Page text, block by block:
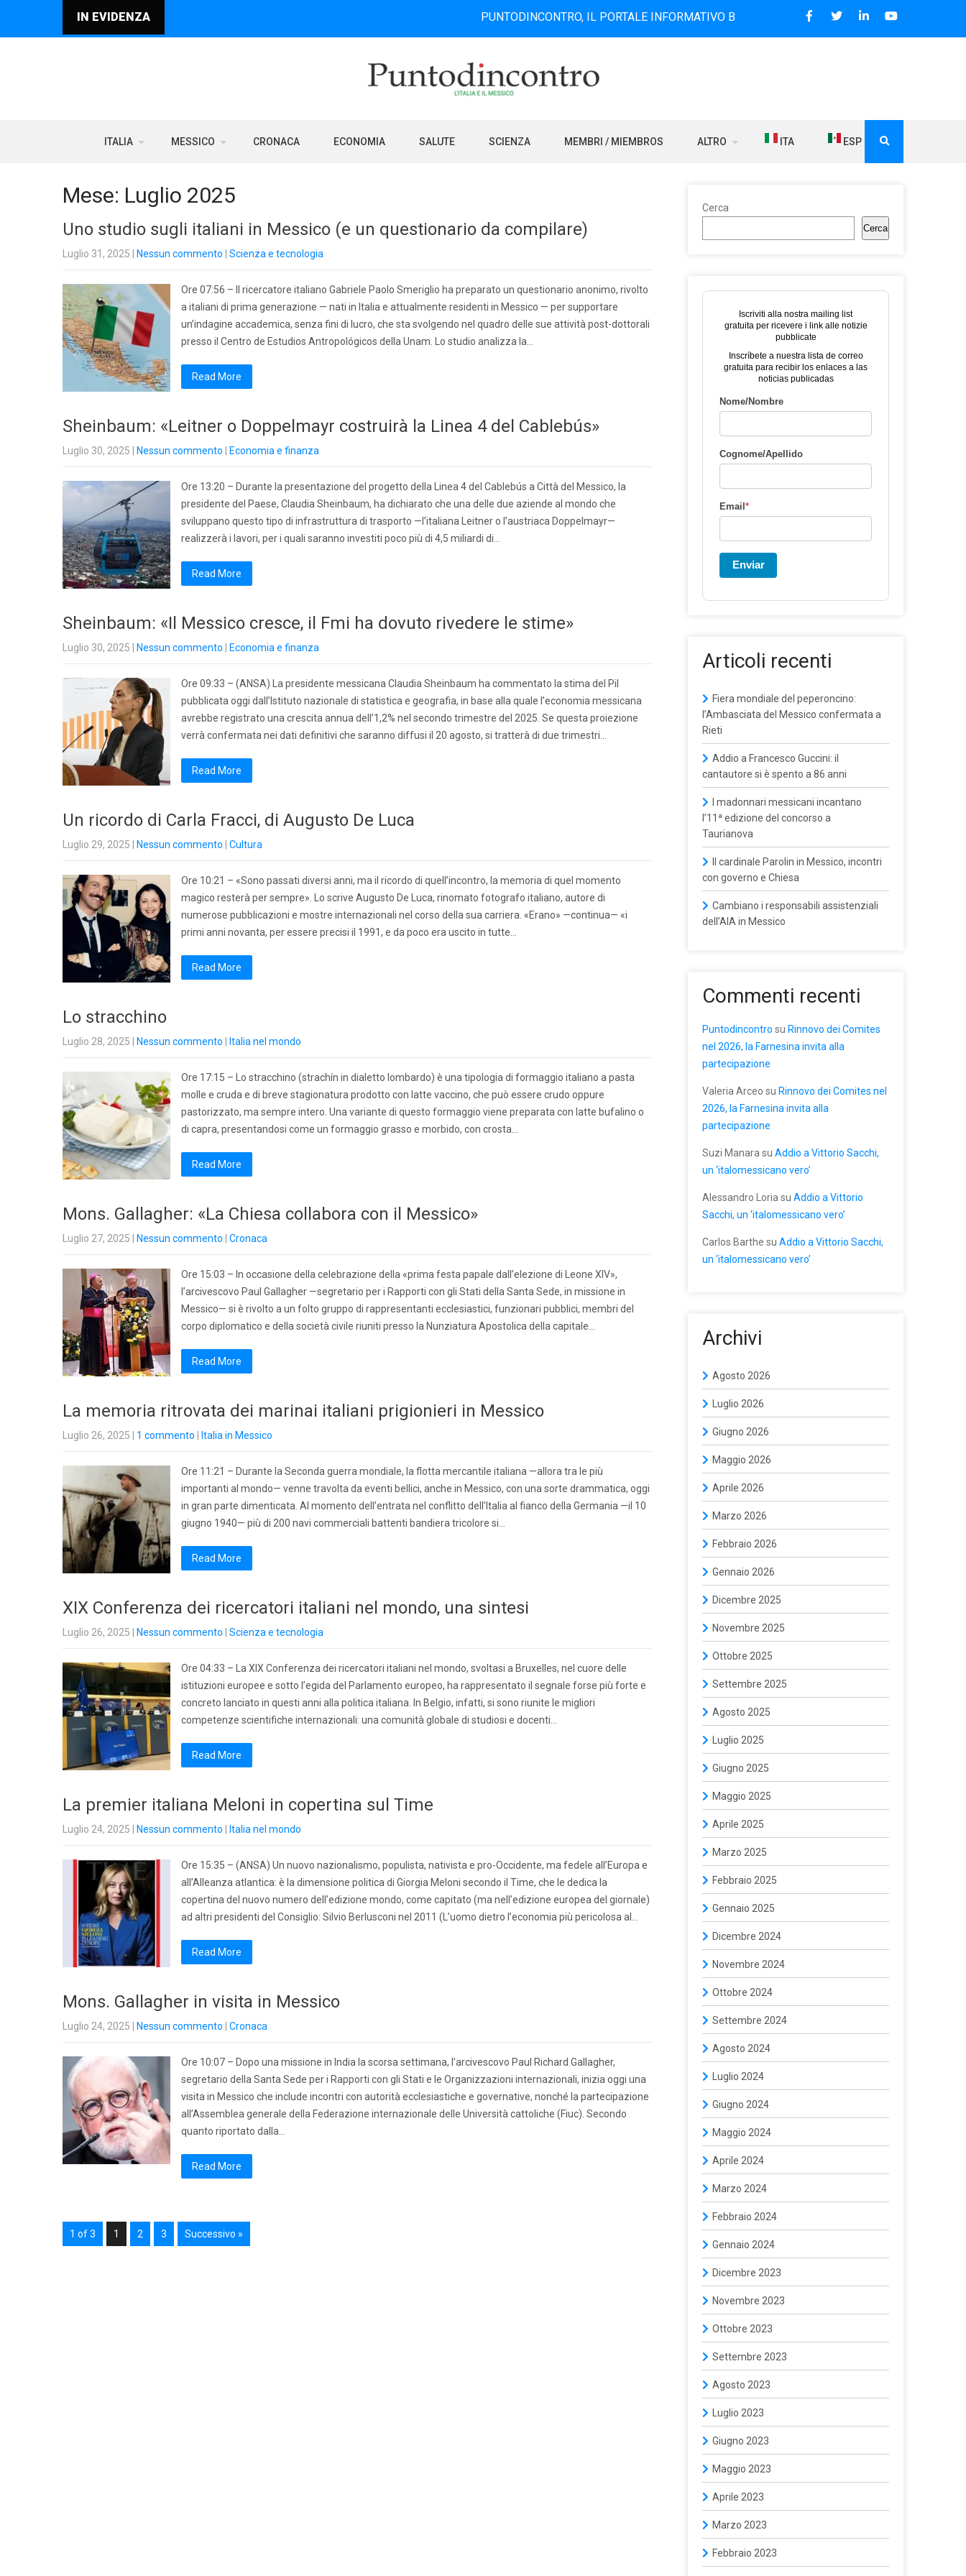
IN EVIDENZA PUNTODINCONTRO, IL PORTALE INFORMATIVO BILINGUE CHE DAL 2006 DIFFONDE NOTIZIE SUI
ITALIA MESSICO CRONACA ECONOMIA SALUTE SCIENZA MEMBRI / MIEMBROS ALTRO ITA ESP
Mese: Luglio 2025
Uno studio sugli italiani in Messico (e un questionario da compilare)
Luglio 31, 2025 Nessun commento Scienza e tecnologia
Ore 07:56 – Il ricercatore italiano Gabriele Paolo Smeriglio ha preparato un questionario anonimo, rivolto
a italiani di prima generazione — nati in Italia e attualmente residenti in Messico — per supportare
un’indagine accademica, senza fini di lucro, che sta svolgendo nel quadro delle sue attività post-dottorali
presso il Centro de Estudios Antropológicos della Unam. Lo studio analizza la…
Read More
Sheinbaum: «Leitner o Doppelmayr costruirà la Linea 4 del Cablebús»
Luglio 30, 2025 Nessun commento Economia e finanza
Ore 13:20 – Durante la presentazione del progetto della Linea 4 del Cablebús a Città del Messico, la
presidente del Paese, Claudia Sheinbaum, ha dichiarato che una delle due aziende al mondo che
sviluppano questo tipo di infrastruttura di trasporto —l’italiana Leitner o l’austriaca Doppelmayr—
realizzerà i lavori, per i quali saranno investiti poco più di 4,5 miliardi di…
Read More
Sheinbaum: «Il Messico cresce, il Fmi ha dovuto rivedere le stime»
Luglio 30, 2025 Nessun commento Economia e finanza
Ore 09:33 – (ANSA) La presidente messicana Claudia Sheinbaum ha commentato la stima del Pil
pubblicata oggi dall’Istituto nazionale di statistica e geografia, in base alla quale l’economia messicana
avrebbe registrato una crescita annua dell’1,2% nel secondo trimestre del 2025. Se questa proiezione
verrà confermata nei dati definitivi che saranno diffusi il 20 agosto, si tratterà di due trimestri…
Read More
Un ricordo di Carla Fracci, di Augusto De Luca
Luglio 29, 2025 Nessun commento Cultura
Ore 10:21 – «Sono passati diversi anni, ma il ricordo di quell’incontro, la memoria di quel momento
magico resterà per sempre». Lo scrive Augusto De Luca, rinomato fotografo italiano, autore di
numerose pubblicazioni e mostre internazionali nel corso della sua carriera. «Erano» —continua— «i
primi anni novanta, per essere precisi il 1991, e da poco era uscito in tutte…
Read More
Lo stracchino
Luglio 28, 2025 Nessun commento Italia nel mondo
Ore 17:15 – Lo stracchino (strachín in dialetto lombardo) è una tipologia di formaggio italiano a pasta
molle e cruda e di breve stagionatura prodotto con latte vaccino, che può essere crudo oppure
pastorizzato, ma sempre intero. Una variante di questo formaggio viene preparata con latte bufalino o
di capra, presentandosi come un formaggio grasso e morbido, con crosta…
Read More
Mons. Gallagher: «La Chiesa collabora con il Messico»
Luglio 27, 2025 Nessun commento Cronaca
Ore 15:03 – In occasione della celebrazione della «prima festa papale dall’elezione di Leone XIV»,
l’arcivescovo Paul Gallagher —segretario per i Rapporti con gli Stati della Santa Sede, in missione in
Messico— si è rivolto a un folto gruppo di rappresentanti ecclesiastici, funzionari pubblici, membri del
corpo diplomatico e della società civile riuniti presso la Nunziatura Apostolica della capitale…
Read More
La memoria ritrovata dei marinai italiani prigionieri in Messico
Luglio 26, 2025 1 commento Italia in Messico
Ore 11:21 – Durante la Seconda guerra mondiale, la flotta mercantile italiana —allora tra le più
importanti al mondo— venne travolta da eventi bellici, anche in Messico, con una sorte drammatica, oggi
in gran parte dimenticata. Al momento dell’entrata nel conflitto dell’Italia al fianco della Germania —il 10
giugno 1940— più di 200 navi commerciali battenti bandiera tricolore si…
Read More
XIX Conferenza dei ricercatori italiani nel mondo, una sintesi
Luglio 26, 2025 Nessun commento Scienza e tecnologia
Ore 04:33 – La XIX Conferenza dei ricercatori italiani nel mondo, svoltasi a Bruxelles, nel cuore delle
istituzioni europee e sotto l’egida del Parlamento europeo, ha rappresentato il segnale forse più forte e
concreto lanciato in questi anni alla politica italiana. In Belgio, infatti, si sono riunite le migliori
competenze scientifiche internazionali: una comunità globale di studiosi e docenti…
Read More
La premier italiana Meloni in copertina sul Time
Luglio 24, 2025 Nessun commento Italia nel mondo
Ore 15:35 – (ANSA) Un nuovo nazionalismo, populista, nativista e pro-Occidente, ma fedele all’Europa e
all’Alleanza atlantica: è la dimensione politica di Giorgia Meloni secondo il Time, che le dedica la
copertina del nuovo numero dell’edizione mondo, come capitato (ma nell’edizione europea del giornale)
ad altri presidenti del Consiglio: Silvio Berlusconi nel 2011 (L’uomo dietro l’economia più pericolosa al…
Read More
Mons. Gallagher in visita in Messico
Luglio 24, 2025 Nessun commento Cronaca
Ore 10:07 – Dopo una missione in India la scorsa settimana, l’arcivescovo Paul Richard Gallagher,
segretario della Santa Sede per i Rapporti con gli Stati e le Organizzazioni internazionali, inizia oggi una
visita in Messico che include incontri con autorità ecclesiastiche e governative, nonché la partecipazione
all’Assemblea generale della Federazione internazionale delle Università cattoliche (Fiuc). Secondo
quanto riportato dalla…
Read More
1 of 3 1 2 3 Successivo »
Cerca
Cerca
Iscriviti alla nostra mailing list
gratuita per ricevere i link alle notizie
pubblicate
Inscríbete a nuestra lista de correo
gratuita para recibir los enlaces a las
noticias publicadas
Nome/Nombre
Cognome/Apellido
Email *
Enviar
Articoli recenti
Fiera mondiale del peperoncino:
l’Ambasciata del Messico confermata a
Rieti
Addio a Francesco Guccini: il
cantautore si è spento a 86 anni
I madonnari messicani incantano
l’11ª edizione del concorso a
Taurianova
Il cardinale Parolin in Messico, incontri
con governo e Chiesa
Cambiano i responsabili assistenziali
dell’AIA in Messico
Commenti recenti
Puntodincontro su Rinnovo dei Comites
nel 2026, la Farnesina invita alla
partecipazione
Valeria Arceo su Rinnovo dei Comites nel
2026, la Farnesina invita alla
partecipazione
Suzi Manara su Addio a Vittorio Sacchi,
un ‘italomessicano vero’
Alessandro Loria su Addio a Vittorio
Sacchi, un ‘italomessicano vero’
Carlos Barthe su Addio a Vittorio Sacchi,
un ‘italomessicano vero’
Archivi
Agosto 2026
Luglio 2026
Giugno 2026
Maggio 2026
Aprile 2026
Marzo 2026
Febbraio 2026
Gennaio 2026
Dicembre 2025
Novembre 2025
Ottobre 2025
Settembre 2025
Agosto 2025
Luglio 2025
Giugno 2025
Maggio 2025
Aprile 2025
Marzo 2025
Febbraio 2025
Gennaio 2025
Dicembre 2024
Novembre 2024
Ottobre 2024
Settembre 2024
Agosto 2024
Luglio 2024
Giugno 2024
Maggio 2024
Aprile 2024
Marzo 2024
Febbraio 2024
Gennaio 2024
Dicembre 2023
Novembre 2023
Ottobre 2023
Settembre 2023
Agosto 2023
Luglio 2023
Giugno 2023
Maggio 2023
Aprile 2023
Marzo 2023
Febbraio 2023